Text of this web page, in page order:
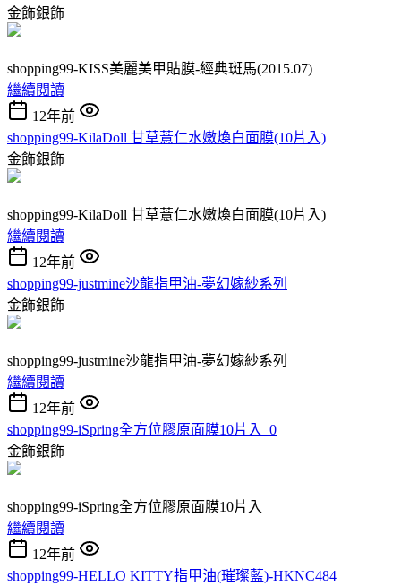
金飾銀飾
shopping99-KISS美麗美甲貼膜-經典斑馬(2015.07)
繼續閱讀
12年前
shopping99-KilaDoll 甘草薏仁水嫩煥白面膜(10片入)
金飾銀飾
shopping99-KilaDoll 甘草薏仁水嫩煥白面膜(10片入)
繼續閱讀
12年前
shopping99-justmine沙龍指甲油-夢幻嫁紗系列
金飾銀飾
shopping99-justmine沙龍指甲油-夢幻嫁紗系列
繼續閱讀
12年前
shopping99-iSpring全方位膠原面膜10片入_0
金飾銀飾
shopping99-iSpring全方位膠原面膜10片入
繼續閱讀
12年前
shopping99-HELLO KITTY指甲油(璀璨藍)-HKNC484